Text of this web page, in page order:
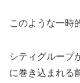
このような一時
シティグループ
に巻き込まれる